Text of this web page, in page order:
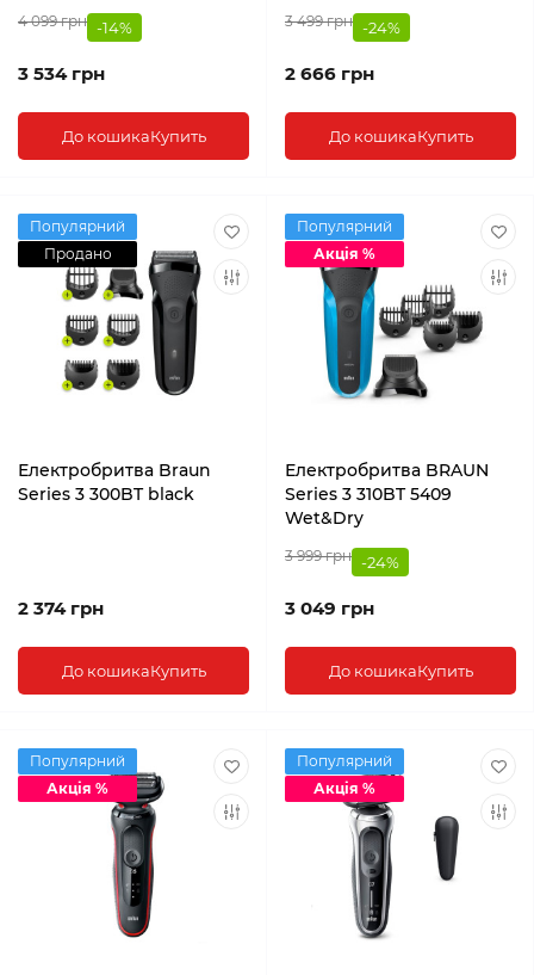
4 099 грн -14%
3 534 грн
До кошикаКупить
3 499 грн -24%
2 666 грн
До кошикаКупить
Популярний
Продано
Електробритва Braun
Series 3 300BT black
2 374 грн
До кошикаКупить
Популярний
Акція %
Електробритва BRAUN
Series 3 310BT 5409
Wet&Dry
3 999 грн -24%
3 049 грн
До кошикаКупить
Популярний
Акція %
Популярний
Акція %